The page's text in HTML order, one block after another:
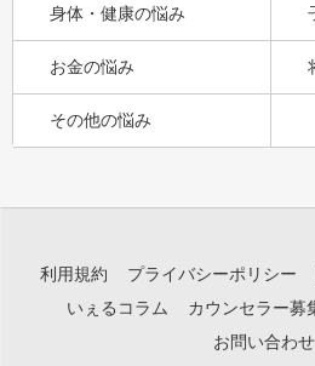
身体・健康の悩み
お金の悩み
その他の悩み
利用規約 プライバシーポリシー
いぇるコラム
カウンセラー募
お問い合わせ